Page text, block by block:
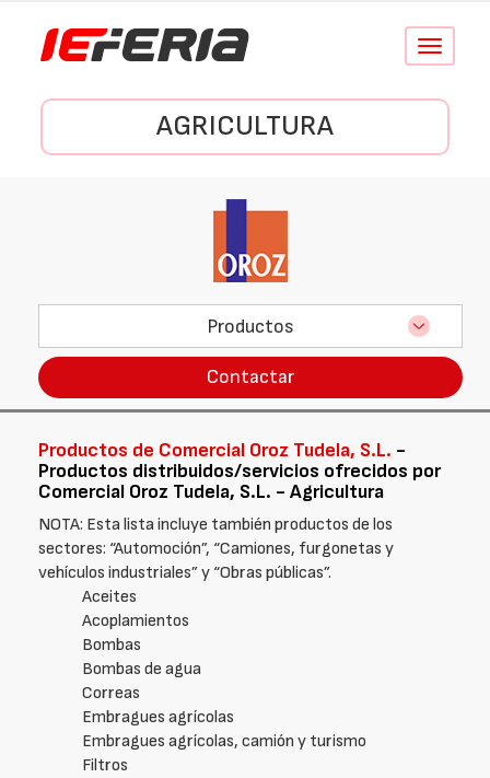
Conmutar
AGRICULTURA
Productos
Contactar
Productos de Comercial Oroz Tudela, S.L. -
Productos distribuidos/servicios ofrecidos por
Comercial Oroz Tudela, S.L. - Agricultura
NOTA: Esta lista incluye también productos de los
sectores: “Automoción”, “Camiones, furgonetas y
vehículos industriales” y “Obras públicas”.
Aceites
Acoplamientos
Bombas
Bombas de agua
Correas
Embragues agrícolas
Embragues agrícolas, camión y turismo
Filtros